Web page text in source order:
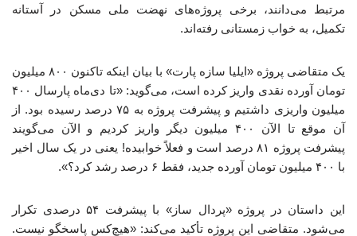
مرتبط می‌دانند، برخی پروژه‌های نهضت ملی مسکن در آستانه
تکمیل، به خواب زمستانی رفته‌اند.
یک متقاضی پروژه «ایلیا سازه پارت» با بیان اینکه تاکنون ۸۰۰ میلیون
تومان آورده نقدی واریز کرده است، می‌گوید: «تا دی‌ماه پارسال ۴۰۰
میلیون واریزی داشتیم و پیشرفت پروژه به ۷۵ درصد رسیده بود. از
آن موقع تا الآن ۴۰۰ میلیون دیگر واریز کردیم و الآن می‌گویند
پیشرفت پروژه ۸۱ درصد است و فعلاً خوابیده! یعنی در یک سال اخیر
با ۴۰۰ میلیون تومان آورده جدید، فقط ۶ درصد رشد کرد؟».
این داستان در پروژه «پردال ساز» با پیشرفت ۵۴ درصدی تکرار
می‌شود. متقاضی این پروژه تأکید می‌کند: «هیچ‌کس پاسخگو نیست.